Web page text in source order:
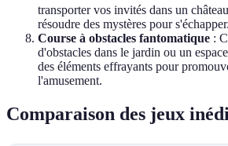
transporter vos invités dans un
résoudre des mystères pour s'échapper.
Course à obstacles fantomatique :
d'obstacles dans le jardin ou un
des éléments effrayants pour
l'amusement.
Comparaison des jeux